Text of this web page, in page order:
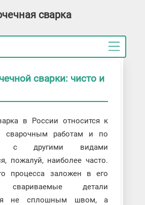
сварка
сварки: чисто и
в России относится к
сварочным работам и по
с другими видами
пожалуй, наиболее часто.
процесса заложен в его
свариваемые детали
не сплошным швом, а